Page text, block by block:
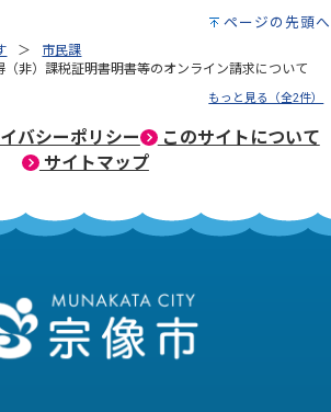
ページの先頭へ
市民課
（非）課税証明書明書等のオンライン請求について
もっと見る（全2件）
バシーポリシー
このサイトについて
サイトマップ